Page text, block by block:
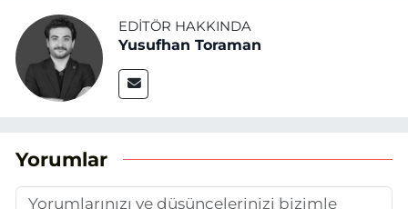
EDITÖR HAKKINDA
Yusufhan Toraman
Yorumlar